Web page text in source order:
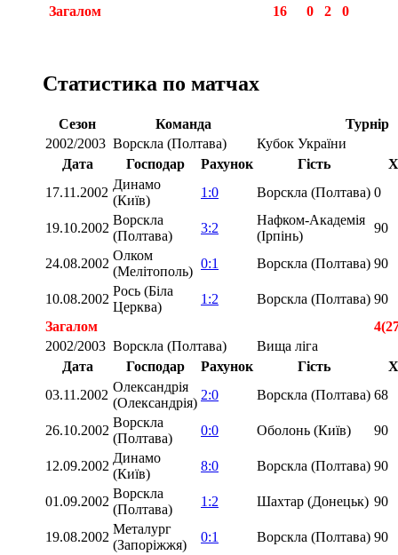
Загалом
16 0 2 0
Статистика по матчах
Сезон Команда
Турнір
2002/2003 Ворскла (Полтава)
Кубок України
Дата
Господар Рахунок Гість
17.11.2002
Динамо
(Київ)
1:0 Ворскла (Полтава) 0
19.10.2002
Ворскла
(Полтава)
3:2
Нафком-Академія
(Ірпінь)
90
24.08.2002
Олком
(Мелітополь)
0:1 Ворскла (Полтава) 90
10.08.2002
Рось (Біла
Церква)
1:2 Ворскла (Полтава) 90
Загалом
2002/2003 Ворскла (Полтава)
Вища ліга
Дата
Господар Рахунок Гість
03.11.2002
Олександрія
(Олександрія)
2:0 Ворскла (Полтава) 68
26.10.2002
Ворскла
(Полтава)
0:0 Оболонь (Київ) 90
12.09.2002
Динамо
(Київ)
8:0 Ворскла (Полтава) 90
01.09.2002
Ворскла
(Полтава)
1:2 Шахтар (Донецьк) 90
19.08.2002
Металург
(Запоріжжя)
0:1 Ворскла (Полтава) 90